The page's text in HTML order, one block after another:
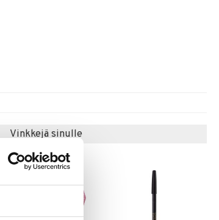
Vinkkejä sinulle